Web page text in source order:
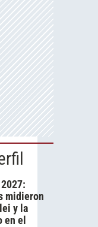
midieron
y la
el